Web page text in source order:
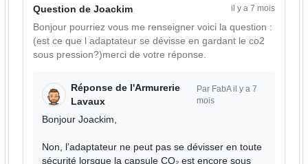
Question de Joackim il y a 7 mois
Bonjour pourriez vous me renseigner voici la question :
(est ce que l adaptateur se dévisse en gardant le co2
sous pression?)merci de votre réponse.
Réponse de l'Armurerie
Lavaux
Par FabA il y a 7
mois
Bonjour Joackim,
Non, l’adaptateur ne peut pas se dévisser en toute
sécurité lorsque la capsule CO₂ est encore sous